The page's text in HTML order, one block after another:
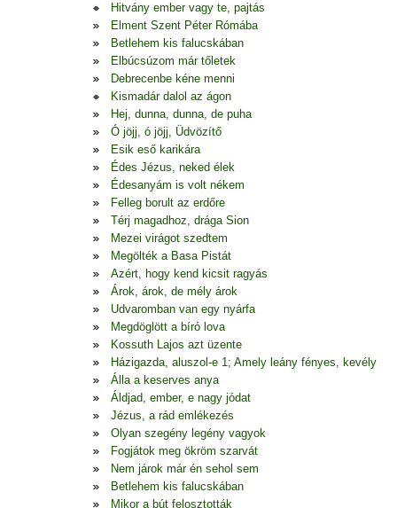
Hitvány ember vagy te, pajtás
Elment Szent Péter Rómába
Betlehem kis falucskában
Elbúcsúzom már tőletek
Debrecenbe kéne menni
Kismadár dalol az ágon
Hej, dunna, dunna, de puha
Ó jöjj, ó jöjj, Üdvözítő
Esik eső karikára
Édes Jézus, neked élek
Édesanyám is volt nékem
Felleg borult az erdőre
Térj magadhoz, drága Sion
Mezei virágot szedtem
Megölték a Basa Pistát
Azért, hogy kend kicsit ragyás
Árok, árok, de mély árok
Udvaromban van egy nyárfa
Megdöglött a bíró lova
Kossuth Lajos azt üzente
Házigazda, aluszol-e 1; Amely leány fényes, kevély
Álla a keserves anya
Áldjad, ember, e nagy jódat
Jézus, a rád emlékezés
Olyan szegény legény vagyok
Fogjátok meg ökröm szarvát
Nem járok már én sehol sem
Betlehem kis falucskában
Mikor a bút felosztották